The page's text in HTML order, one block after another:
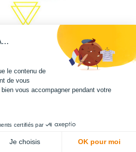
au format 750g.
le contenu de
de vous
vous accompagner pendant votre
certifiés par
Je choisis OK pour moi